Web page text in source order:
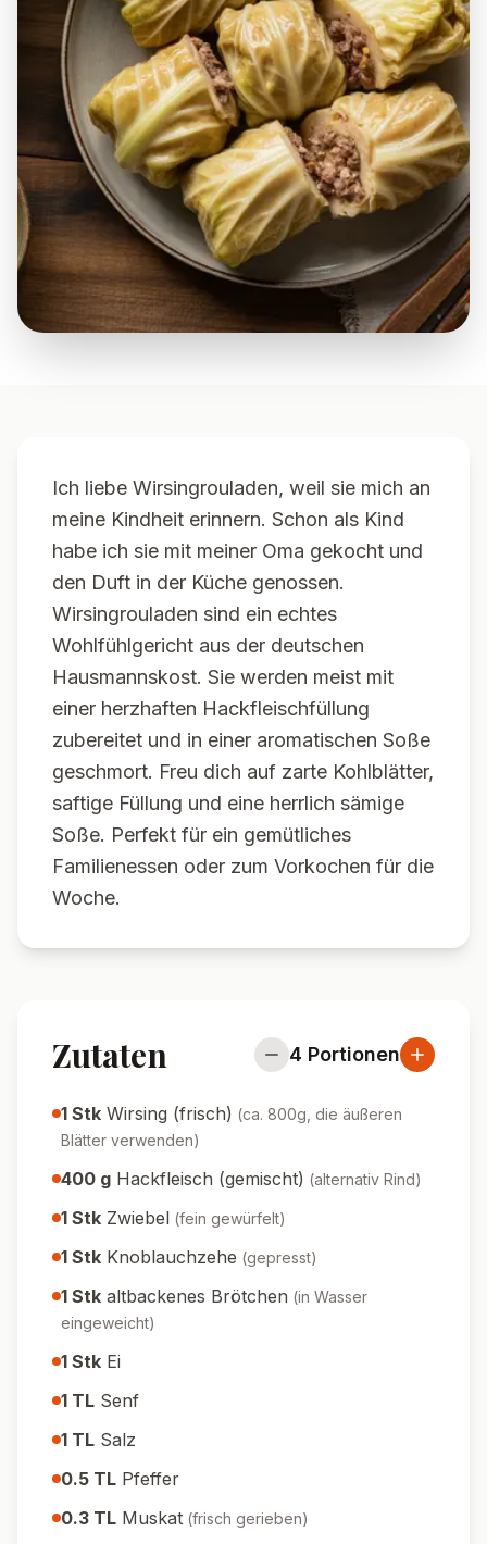
Ich liebe Wirsingrouladen, weil sie mich an
meine Kindheit erinnern. Schon als Kind
habe ich sie mit meiner Oma gekocht und
den Duft in der Küche genossen.
Wirsingrouladen sind ein echtes
Wohlfühlgericht aus der deutschen
Hausmannskost. Sie werden meist mit
einer herzhaften Hackfleischfüllung
zubereitet und in einer aromatischen Soße
geschmort. Freu dich auf zarte Kohlblätter,
saftige Füllung und eine herrlich sämige
Soße. Perfekt für ein gemütliches
Familienessen oder zum Vorkochen für die
Woche.
Zutaten 4 Portionen
1 Stk Wirsing (frisch) (ca. 800g, die äußeren
Blätter verwenden)
400 g Hackfleisch (gemischt) (alternativ Rind)
1 Stk Zwiebel (fein gewürfelt)
1 Stk Knoblauchzehe (gepresst)
1 Stk altbackenes Brötchen (in Wasser
eingeweicht)
1 Stk Ei
1 TL Senf
1 TL Salz
0.5 TL Pfeffer
0.3 TL Muskat (frisch gerieben)